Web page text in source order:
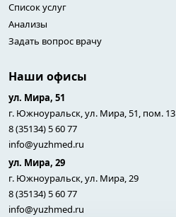
Список услуг
Анализы
Задать вопрос врачу
Наши офисы
ул. Мира, 51
г. Южноуральск, ул. Мира, 51, пом. 13
8 (35134) 5 60 77
info@yuzhmed.ru
ул. Мира, 29
г. Южноуральск, ул. Мира, 29
8 (35134) 5 60 77
info@yuzhmed.ru